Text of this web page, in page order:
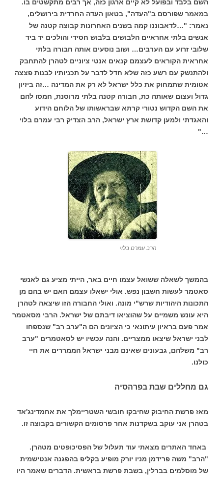
השם בלבד ובפועל לא קיים ארגון כזה, אך רבים מתקשטים בו.
במאמר שפורסם ב"העדה", בטאון העדה החרדית בירושלים,
נאמר: "…לדאבוננו קמה בשנים האחרונות קבוצה קטנה של
אנשים בלתי אחראיים הלבושים בלבוש חסידי והולכים יד ביד
שלובי זרוע עם הערבים… ושוב נוסעים אותה חבורה בלתי
אחראית הקוראים לעצמם קנאים אנטי ציוניים לטהרן להתחבק
ולהתנשק עם רשע כזה שלא חדל לדבר על תכניותיו לבנות פצצה
אטומית שתמחוק את כלל ישראל לא רק את המדינה …זה ביזיון
גדול ועצום שאותה כת, חבורה קטנה בלתי מרוסנת, חמסו להם
את השם הקדוש נטורי קרתא שבראשותו של הלוחם הידוע
והאגדתי ולמען קדושת ארץ ישראל, הרב הצדיק רבי עמרם בלוי
…"
הרב עמרם בלוי
בהמשך לשאלה ששואל עצמו חיים באר, הייתי מציע גם לאנשי
סאטמר לעשות חשבון נפש. אולי ישאלו עצמם האם יש בהם מן
התכונות היהודיות שרש"י מונה. ואולי החבורה הזו שיצאה לטהרן
היא עונש משמיים על שהוציאו דיבתם של ישראל. הרבי מסאטמר
אמר פעם בראיון עיתונאי כי הציונים הם ה"ערב רב" שנספחו
לבני ישראל שיצאו ממצריים. והנה עכשיו יש לסאטמרים "ערב
רב" משלהם, גבעונים שאינם מבני ישראל הממררים את חיי
כולנו.
גם מחללים שבת בפרהסיה
מאז פרשת החיבוק שחיבקו חובשי השטריימלך את אחמדינג'אד
בטהרן אני עוקב בשקדנות אחר פרסומים הקשורים בקבוצה זו.
באחד האתרים מצאתי עוד תעלול של הפסיכופטים מטהרן.
"הרב" משה פרידמן מניו יורק מופיע בקליפ בהפגנה אנטישמית
של מוסלמים בברלין, בשבת פרשת בראשית. הדברים שאמר היו